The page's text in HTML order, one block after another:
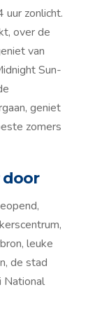
zonlicht.
over de
van
Sun-
geniet
zomers
door
leuke
de stad
National